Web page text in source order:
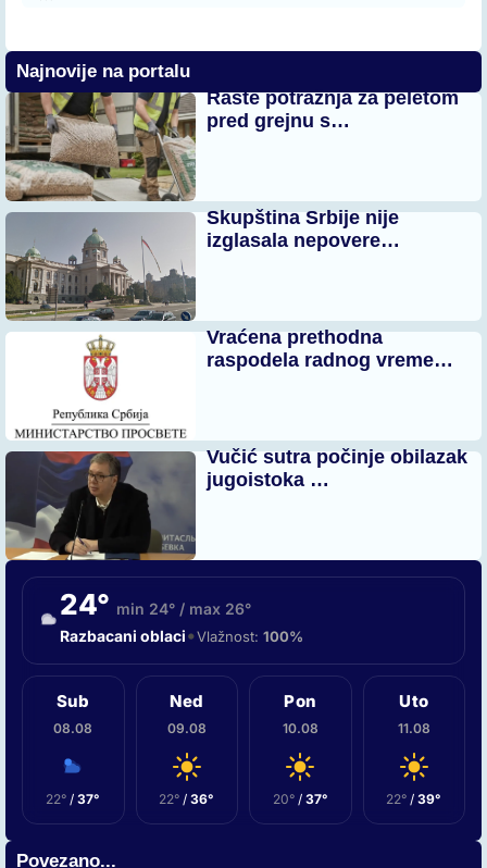
Najnovije na portalu
Raste potražnja za peletom
pred grejnu s…
Skupština Srbije nije
izglasala nepovere…
Vraćena prethodna
raspodela radnog vreme…
Vučić sutra počinje obilazak
jugoistoka …
24° min 24° / max 26°
Razbacani oblaci•Vlažnost: 100%
Sub
08.08
22° /37°
Ned
09.08
22° /36°
Pon
10.08
20°/ 37°
Uto
11.08
22° /39°
Povezano...